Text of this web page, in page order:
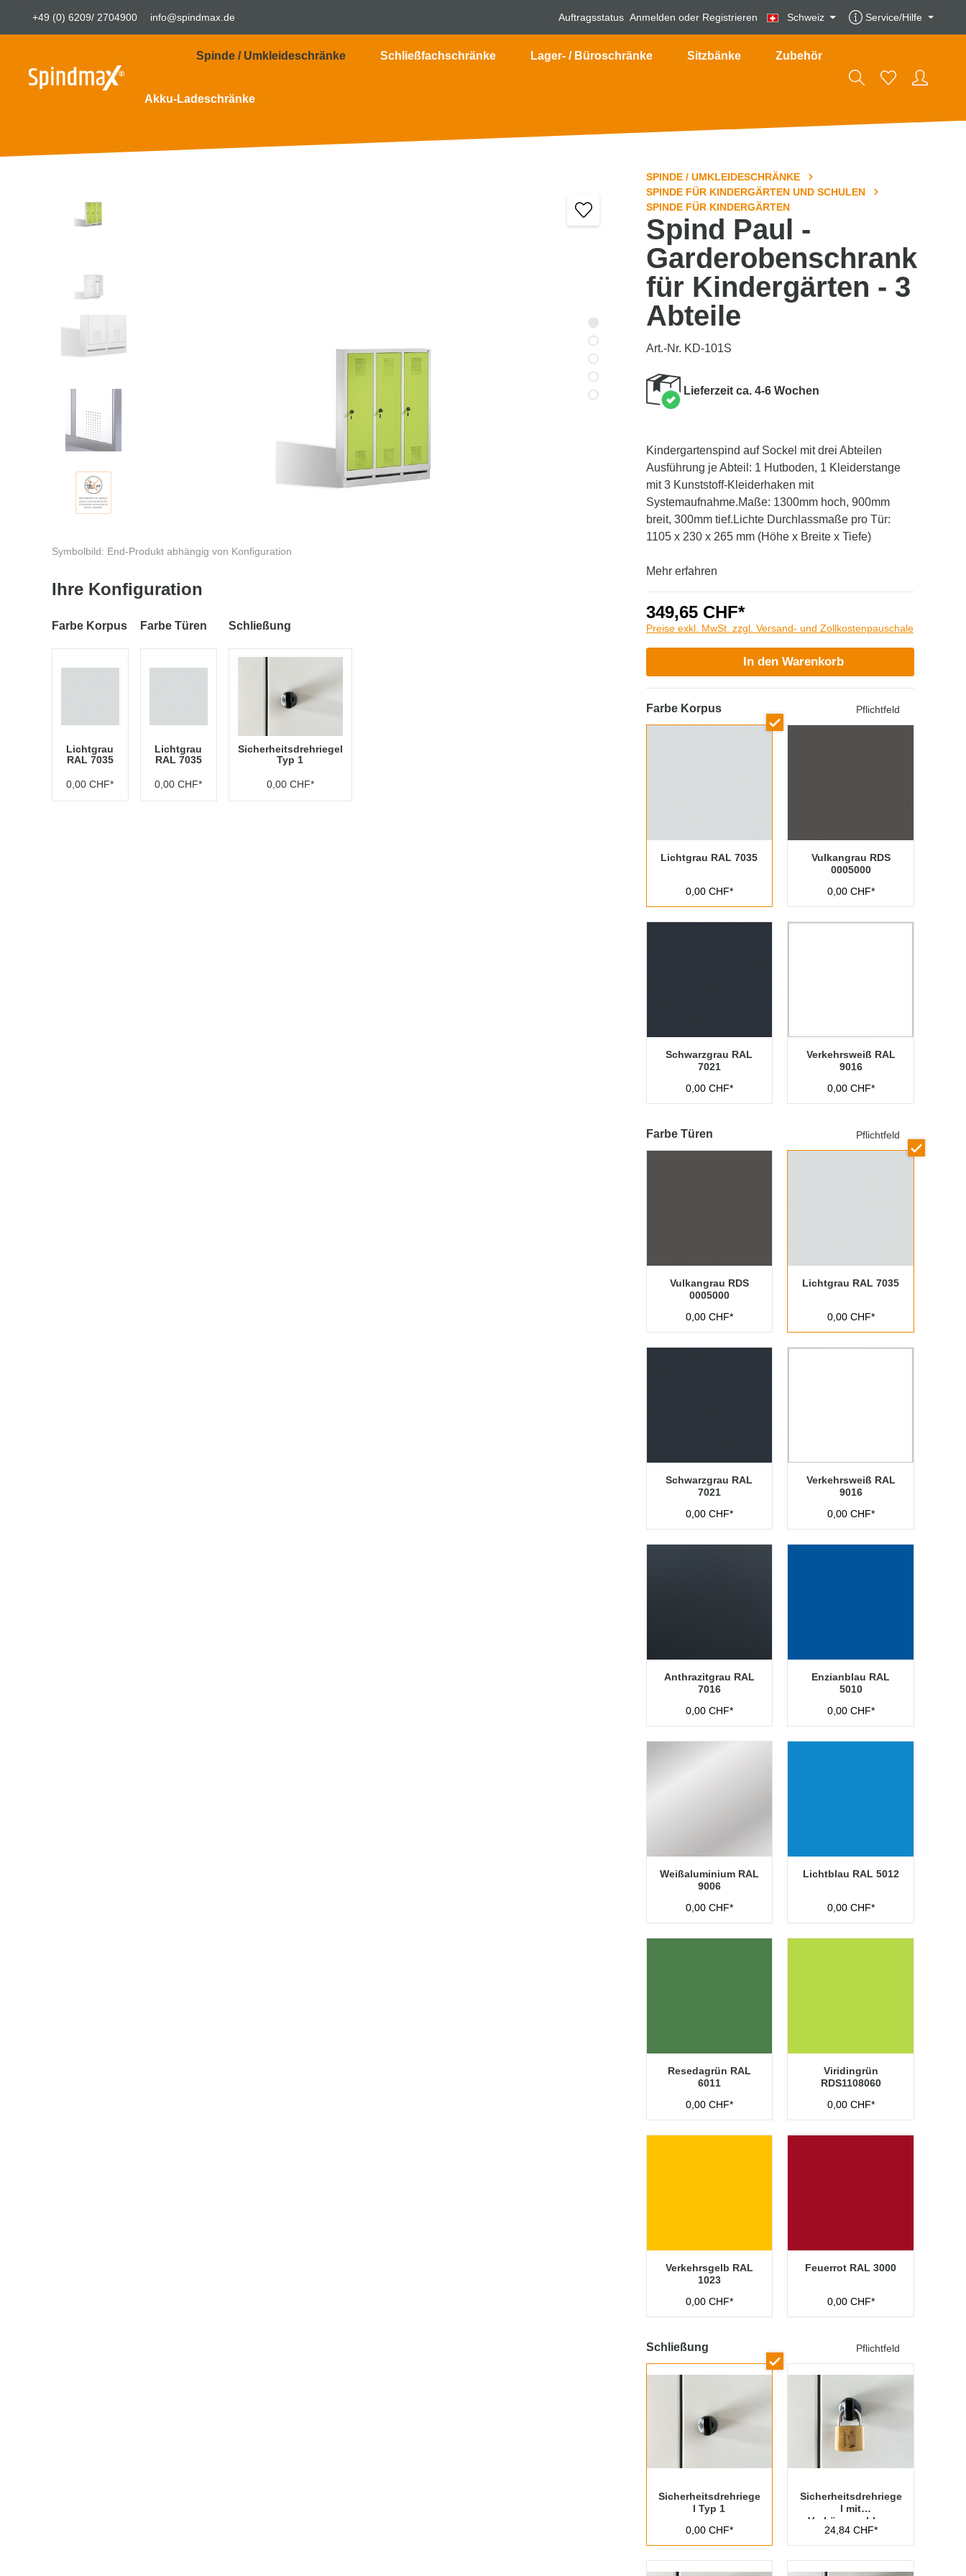
+49 (0) 6209/ 2704900 info@spindmax.de Auftragsstatus Anmelden oder Registrieren Schweiz Service/Hilfe
Spinde / Umkleideschränke Schließfachschränke Lager- / Büroschränke Sitzbänke Zubehör
Akku-Ladeschränke
Symbolbild: End-Produkt abhängig von Konfiguration
Ihre Konfiguration
Farbe Korpus
Lichtgrau
RAL 7035
0,00 CHF*
Farbe Türen
Lichtgrau
RAL 7035
0,00 CHF*
Schließung
Sicherheitsdrehriegel
Typ 1
0,00 CHF*
SPINDE / UMKLEIDESCHRÄNKE
SPINDE FÜR KINDERGÄRTEN UND SCHULEN
SPINDE FÜR KINDERGÄRTEN
Spind Paul -
Garderobenschrank
für Kindergärten - 3
Abteile
Art.-Nr. KD-101S
Lieferzeit ca. 4-6 Wochen
Kindergartenspind auf Sockel mit drei Abteilen
Ausführung je Abteil: 1 Hutboden, 1 Kleiderstange
mit 3 Kunststoff-Kleiderhaken mit
Systemaufnahme.Maße: 1300mm hoch, 900mm
breit, 300mm tief.Lichte Durchlassmaße pro Tür:
1105 x 230 x 265 mm (Höhe x Breite x Tiefe)
Mehr erfahren
349,65 CHF*
Preise exkl. MwSt. zzgl. Versand- und Zollkostenpauschale
In den Warenkorb
Farbe Korpus Pflichtfeld
Lichtgrau RAL 7035
0,00 CHF*
Vulkangrau RDS
0005000
0,00 CHF*
Schwarzgrau RAL
7021
0,00 CHF*
Verkehrsweiß RAL
9016
0,00 CHF*
Farbe Türen Pflichtfeld
Vulkangrau RDS
0005000
0,00 CHF*
Lichtgrau RAL 7035
0,00 CHF*
Schwarzgrau RAL
7021
0,00 CHF*
Verkehrsweiß RAL
9016
0,00 CHF*
Anthrazitgrau RAL
7016
0,00 CHF*
Enzianblau RAL
5010
0,00 CHF*
Weißaluminium RAL
9006
0,00 CHF*
Lichtblau RAL 5012
0,00 CHF*
Resedagrün RAL
6011
0,00 CHF*
Viridingrün
RDS1108060
0,00 CHF*
Verkehrsgelb RAL
1023
0,00 CHF*
Feuerrot RAL 3000
0,00 CHF*
Schließung Pflichtfeld
Sicherheitsdrehriege
l Typ 1
0,00 CHF*
Sicherheitsdrehriege
l mit
Vorhängeschloss
Typ 1
24,84 CHF*